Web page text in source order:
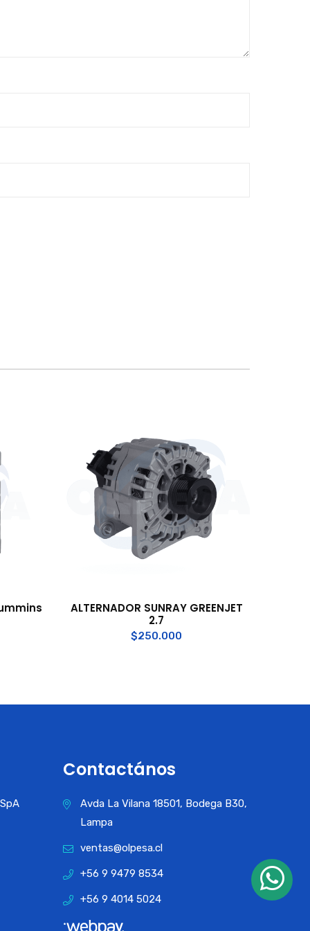
ALTERNADOR SUNRAY GREENJET
2.7
$250.000
Contactános
Avda La Vilana 18501, Bodega B30,
Lampa
ventas@olpesa.cl
+56 9 9479 8534
+56 9 4014 5024